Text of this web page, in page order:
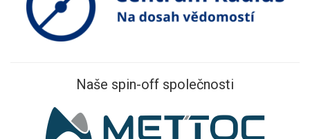
Naše spin-off společnosti